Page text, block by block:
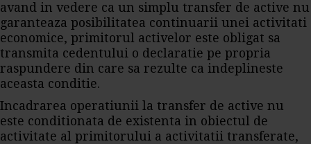
avand in vedere ca un simplu transfer de active nu
garanteaza posibilitatea continuarii unei activitati
economice, primitorul activelor este obligat sa
transmita cedentului o declaratie pe propria
raspundere din care sa rezulte ca indeplineste
aceasta conditie.
Incadrarea operatiunii la transfer de active nu
este conditionata de existenta in obiectul de
activitate al primitorului a activitatii transferate,